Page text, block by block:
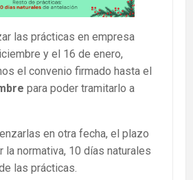
las prácticas en empresa
y el 16 de enero,
el convenio firmado hasta el
para poder tramitarlo a
en otra fecha, el plazo
la normativa, 10 días naturales
las prácticas.